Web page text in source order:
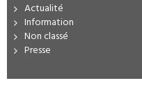
Actualité
Information
Non classé
Presse